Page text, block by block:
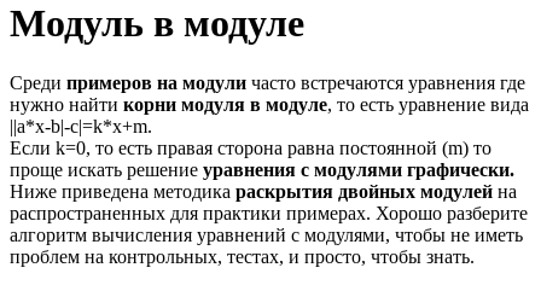
Модуль в модуле
Среди примеров на модули часто встречаются уравнения где
нужно найти корни модуля в модуле, то есть уравнение вида
||a*x-b|-c|=k*x+m.
Если k=0, то есть правая сторона равна постоянной (m) то
проще искать решение уравнения с модулями графически.
Ниже приведена методика раскрытия двойных модулей на
распространенных для практики примерах. Хорошо разберите
алгоритм вычисления уравнений с модулями, чтобы не иметь
проблем на контрольных, тестах, и просто, чтобы знать.